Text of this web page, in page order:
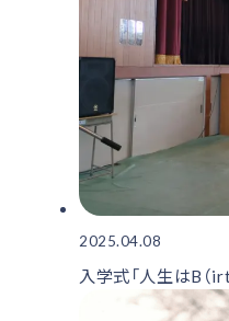
2025.04.08
入学式「人生はB（